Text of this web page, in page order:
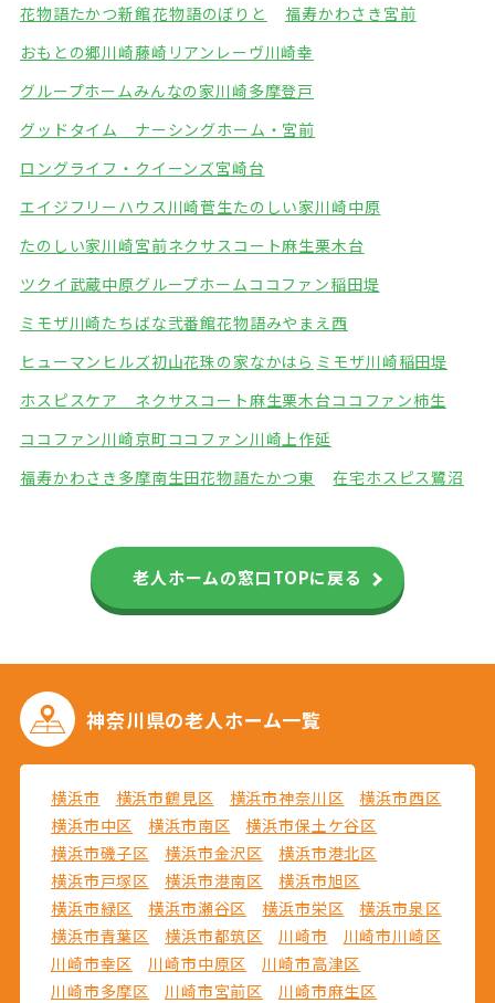
花物語たかつ新館花物語のぼりと
福寿かわさき宮前
おもとの郷川崎藤崎 リアンレーヴ川崎幸
グループホームみんなの家川崎多摩登戸
グッドタイム ナーシングホーム・宮前
ロングライフ・クイーンズ宮崎台
エイジフリーハウス川崎菅生たのしい家川崎中原
たのしい家川崎宮前ネクサスコート麻生栗木台
ツクイ武蔵中原グループホームココファン稲田堤
ミモザ川崎たちばな弐番館花物語みやまえ西
ヒューマンヒルズ初山花珠の家なかはら ミモザ川崎稲田堤
ホスピスケア ネクサスコート麻生栗木台ココファン柿生
ココファン川崎京町ココファン川崎上作延
福寿かわさき多摩南生田花物語たかつ東 在宅ホスピス鷺沼
老人ホームの窓口TOPに戻る
神奈川県の老人ホーム一覧
横浜市 横浜市鶴見区 横浜市神奈川区
横浜市西区
横浜市中区
横浜市南区
横浜市保土ケ谷区
横浜市磯子区
横浜市金沢区
横浜市港北区
横浜市戸塚区
横浜市港南区
横浜市旭区
横浜市緑区
横浜市瀬谷区 横浜市栄区
横浜市泉区
横浜市青葉区
横浜市都筑区 川崎市
川崎市川崎区
川崎市幸区
川崎市中原区
川崎市高津区
川崎市多摩区
川崎市宮前区
川崎市麻生区